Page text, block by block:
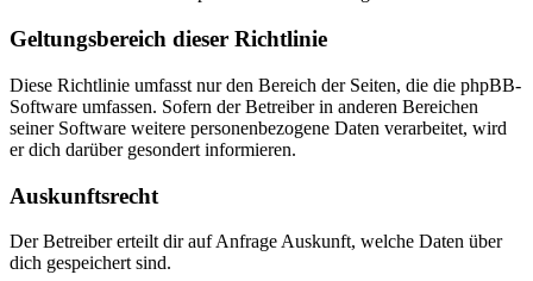
Geltungsbereich dieser Richtlinie
Diese Richtlinie umfasst nur den Bereich der Seiten, die die phpBB-
Software umfassen. Sofern der Betreiber in anderen Bereichen
seiner Software weitere personenbezogene Daten verarbeitet, wird
er dich darüber gesondert informieren.
Auskunftsrecht
Der Betreiber erteilt dir auf Anfrage Auskunft, welche Daten über
dich gespeichert sind.